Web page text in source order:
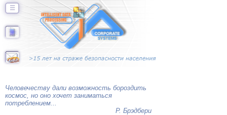
☰
Человечеству дали возможность бороздить
космос, но оно хочет заниматься
потреблением...
Р. Брэдбери